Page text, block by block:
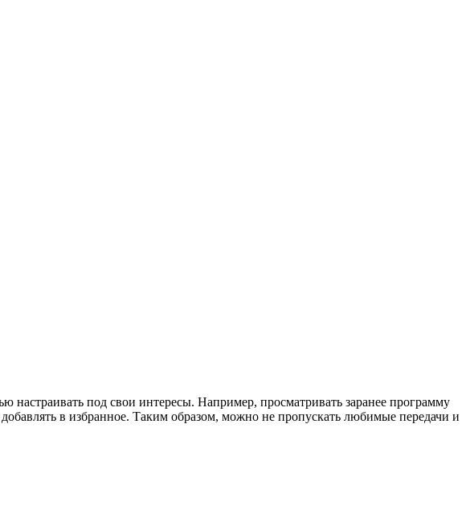
под свои интересы. Например, просматривать заранее программу
в избранное. Таким образом, можно не пропускать любимые передачи и